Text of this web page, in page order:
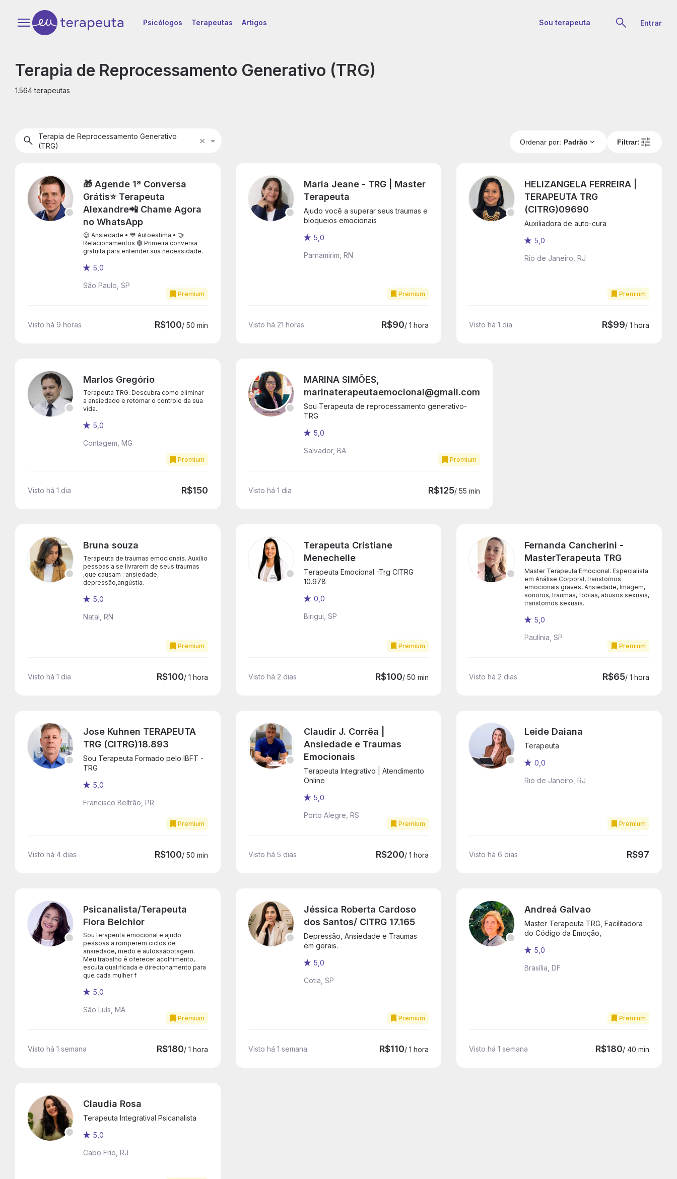
Psicólogos Terapeutas Artigos Sou terapeuta Entrar
Terapia de Reprocessamento Generativo (TRG)
1.564 terapeutas
Terapia de Reprocessamento Generativo
(TRG)
Ordenar por: Padrão Filtrar:
Premium
🎁 Agende 1ª Conversa
Grátis⭐ Terapeuta
Alexandre📲 Chame Agora
no WhatsApp
😌 Ansiedade • 💙 Autoestima • 🤝
Relacionamentos 🟢 Primeira conversa
gratuita para entender sua necessidade.
5,0
São Paulo, SP
Visto há 9 horas R$100/ 50 min
Premium
Maria Jeane - TRG | Master
Terapeuta
Ajudo você a superar seus traumas e
bloqueios emocionais
5,0
Parnamirim, RN
Visto há 21 horas R$90/ 1 hora
Premium
HELIZANGELA FERREIRA |
TERAPEUTA TRG
(CITRG)09690
Auxiliadora de auto-cura
5,0
Rio de Janeiro, RJ
Visto há 1 dia R$99/ 1 hora
Premium
Marlos Gregório
Terapeuta TRG. Descubra como eliminar
a ansiedade e retomar o controle da sua
vida.
5,0
Contagem, MG
Visto há 1 dia R$150
Premium
MARINA SIMÕES,
marinaterapeutaemocional@gmail.com
Sou Terapeuta de reprocessamento generativo-
TRG
5,0
Salvador, BA
Visto há 1 dia R$125/ 55 min
Premium
Bruna souza
Terapeuta de traumas emocionais. Auxílio
pessoas a se livrarem de seus traumas
,que causam : ansiedade,
depressão,angústia.
5,0
Natal, RN
Visto há 1 dia R$100/ 1 hora
Premium
Terapeuta Cristiane
Menechelle
Terapeuta Emocional -Trg CITRG
10.978
0,0
Birigui, SP
Visto há 2 dias R$100/ 50 min
Premium
Fernanda Cancherini -
MasterTerapeuta TRG
Master Terapeuta Emocional. Especialista
em Análise Corporal, transtornos
emocionais graves, Ansiedade, Imagem,
sonoros, traumas, fobias, abusos sexuais,
transtornos sexuais.
5,0
Paulínia, SP
Visto há 2 dias R$65/ 1 hora
Premium
Jose Kuhnen TERAPEUTA
TRG (CITRG)18.893
Sou Terapeuta Formado pelo IBFT -
TRG
5,0
Francisco Beltrão, PR
Visto há 4 dias R$100/ 50 min
Premium
Claudir J. Corrêa |
Ansiedade e Traumas
Emocionais
Terapeuta Integrativo | Atendimento
Online
5,0
Porto Alegre, RS
Visto há 5 dias R$200/ 1 hora
Premium
Leide Daiana
Terapeuta
0,0
Rio de Janeiro, RJ
Visto há 6 dias R$97
Premium
Psicanalista/Terapeuta
Flora Belchior
Sou terapeuta emocional e ajudo
pessoas a romperem ciclos de
ansiedade, medo e autossabotagem.
Meu trabalho é oferecer acolhimento,
escuta qualificada e direcionamento para
que cada mulher f
5,0
São Luís, MA
Visto há 1 semana R$180/ 1 hora
Premium
Jéssica Roberta Cardoso
dos Santos/ CITRG 17.165
Depressão, Ansiedade e Traumas
em gerais.
5,0
Cotia, SP
Visto há 1 semana R$110/ 1 hora
Premium
Andreá Galvao
Master Terapeuta TRG, Facilitadora
do Código da Emoção,
5,0
Brasília, DF
Visto há 1 semana R$180/ 40 min
Claudia Rosa
Terapeuta Integratival Psicanalista
5,0
Cabo Frio, RJ